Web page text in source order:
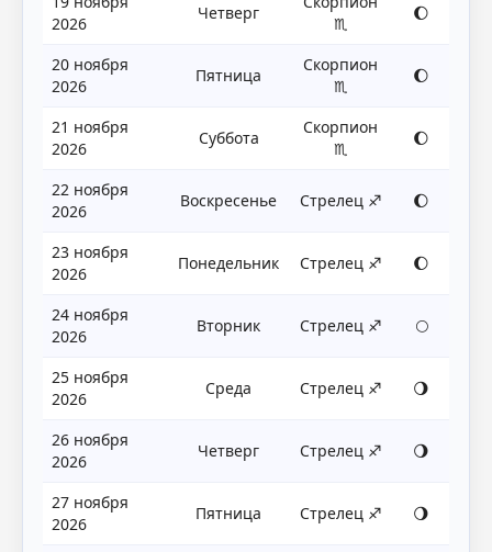
2026
Четверг
♏
🌔
20 ноября
2026
Пятница
Скорпион
♏
🌔
21 ноября
2026
Суббота
Скорпион
♏
🌔
22 ноября
2026
Воскресенье Стрелец ♐ 🌔
23 ноября
2026
Понедельник Стрелец ♐ 🌔
24 ноября
2026
Вторник Стрелец ♐ 🌕
25 ноября
2026
Среда Стрелец ♐ 🌖
26 ноября
2026
Четверг Стрелец ♐ 🌖
27 ноября
2026
Пятница Стрелец ♐ 🌖